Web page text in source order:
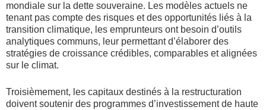
mondiale sur la dette souveraine. Les modèles actuels ne
tenant pas compte des risques et des opportunités liés à la
transition climatique, les emprunteurs ont besoin d’outils
analytiques communs, leur permettant d’élaborer des
stratégies de croissance crédibles, comparables et alignées
sur le climat.
Troisièmement, les capitaux destinés à la restructuration
doivent soutenir des programmes d’investissement de haute